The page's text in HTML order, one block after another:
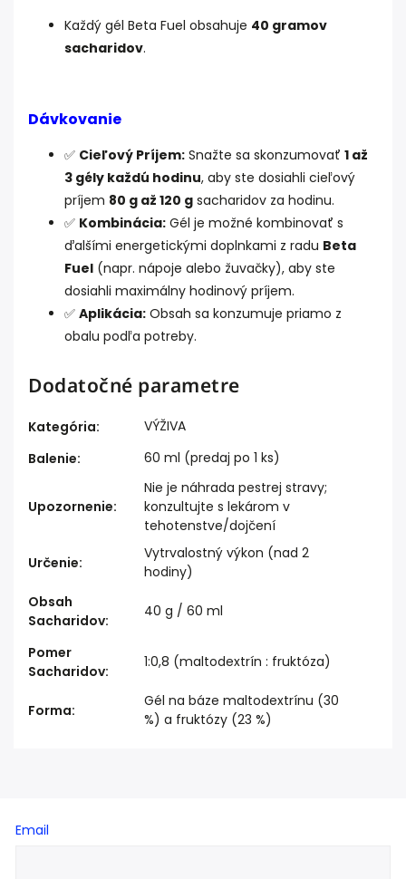
Každý gél Beta Fuel obsahuje 40 gramov
sacharidov.
Dávkovanie
✅ Cieľový Príjem: Snažte sa skonzumovať 1 až
3 gély každú hodinu, aby ste dosiahli cieľový
príjem 80 g až 120 g sacharidov za hodinu.
✅ Kombinácia: Gél je možné kombinovať s
ďalšími energetickými doplnkami z radu Beta
Fuel (napr. nápoje alebo žuvačky), aby ste
dosiahli maximálny hodinový príjem.
✅ Aplikácia: Obsah sa konzumuje priamo z
obalu podľa potreby.
Dodatočné parametre
Kategória:
VÝŽIVA
Balenie: 60 ml (predaj po 1 ks)
Upozornenie:
Nie je náhrada pestrej stravy;
konzultujte s lekárom v
tehotenstve/dojčení
Určenie:
Vytrvalostný výkon (nad 2
hodiny)
Obsah
Sacharidov:
40 g / 60 ml
Pomer
Sacharidov:
1:0,8 (maltodextrín : fruktóza)
Forma:
Gél na báze maltodextrínu (30
%) a fruktózy (23 %)
Email